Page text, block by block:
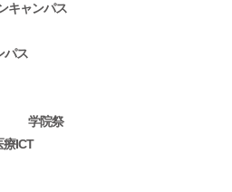
キャンパス
パス
学院祭
ICT